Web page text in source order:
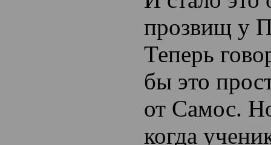
прозвищ у
Теперь
бы это
от Самос.
когда